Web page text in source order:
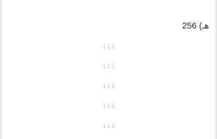
هـ) 256
↓↓↓
↓↓↓
↓↓↓
↓↓↓
↓↓↓